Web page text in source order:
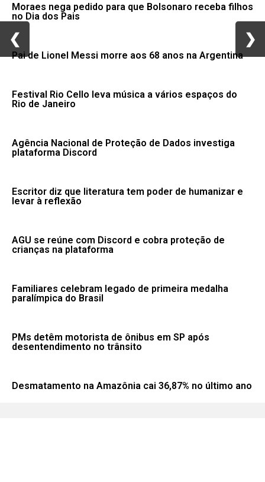
Moraes nega pedido para que Bolsonaro receba filhos
no Dia dos Pais
Pai de Lionel Messi morre aos 68 anos na Argentina
Festival Rio Cello leva música a vários espaços do
Rio de Janeiro
Agência Nacional de Proteção de Dados investiga
plataforma Discord
Escritor diz que literatura tem poder de humanizar e
levar à reflexão
AGU se reúne com Discord e cobra proteção de
crianças na plataforma
Familiares celebram legado de primeira medalha
paralímpica do Brasil
PMs detêm motorista de ônibus em SP após
desentendimento no trânsito
Desmatamento na Amazônia cai 36,87% no último ano
❮ ❯
❮ ❯